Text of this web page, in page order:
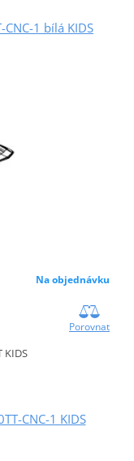
1 bílá KIDS
Na objednávku
Porovnat
KIDS
CNC-1 KIDS